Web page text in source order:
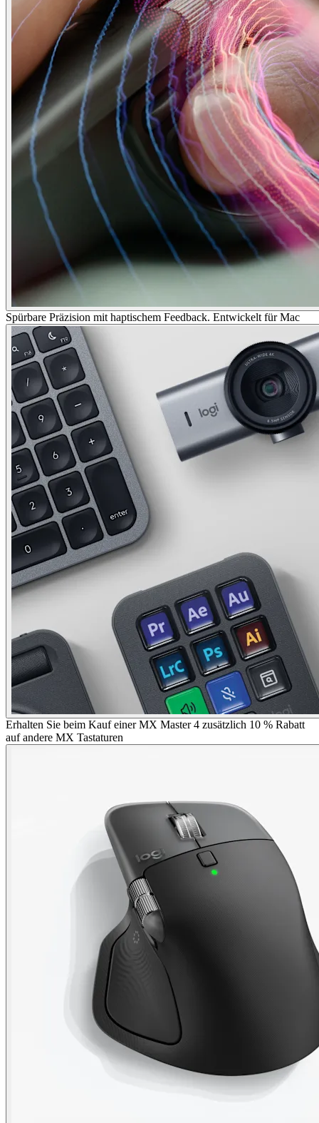
Spürbare Präzision mit haptischem Feedback. Entwickelt für Mac
Erhalten Sie beim Kauf einer MX Master 4 zusätzlich 10 % Rabatt
auf andere MX Tastaturen